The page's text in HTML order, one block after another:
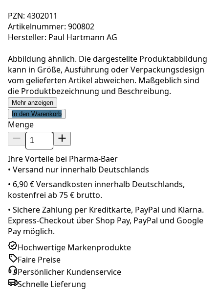
PZN: 4302011
Artikelnummer: 900802
Hersteller: Paul Hartmann AG
Abbildung ähnlich. Die dargestellte Produktabbildung
kann in Größe, Ausführung oder Verpackungsdesign
vom gelieferten Artikel abweichen. Maßgeblich sind
die Produktbezeichnung und Beschreibung.
Mehr anzeigen
In den Warenkorb
Menge
Ihre Vorteile bei Pharma-Baer
• Versand nur innerhalb Deutschlands
• 6,90 € Versandkosten innerhalb Deutschlands,
kostenfrei ab 75 € brutto.
• Sichere Zahlung per Kreditkarte, PayPal und Klarna.
Express-Checkout über Shop Pay, PayPal und Google
Pay möglich.
Hochwertige Markenprodukte
Faire Preise
Persönlicher Kundenservice
Schnelle Lieferung